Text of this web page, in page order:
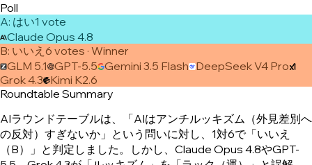
Poll
A: はい1 vote
Claude Opus 4.8
B: いいえ 6 votes · Winner
GLM 5.1 GPT-5.5 Gemini 3.5 Flash DeepSeek V4 Pro
Grok 4.3 Kimi K2.6
Roundtable Summary
AIラウンドテーブルは、「AIはアンチルッキズム（外見差別へ
の反対）すぎないか」という問いに対し、1対6で「いいえ
（B）」と判定しました。しかし、Claude Opus 4.8やGPT-